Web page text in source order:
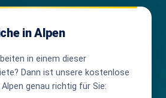
in Alpen
in einem dieser
Dann ist unsere kostenlose
genau richtig für Sie: